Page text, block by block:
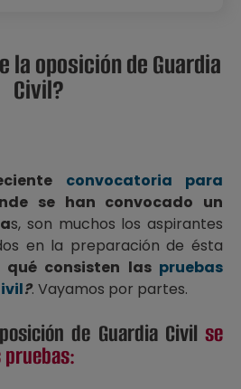
la oposición de Guardia
Civil?
convocatoria para
se han convocado un
s, son muchos los aspirantes
en la preparación de ésta
qué consisten las pruebas
?. Vayamos por partes.
de Guardia Civil se